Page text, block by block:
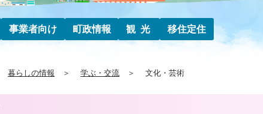
事業者向け 町政情報 観光 移住定住
暮らしの情報 学ぶ・交流 文化・芸術